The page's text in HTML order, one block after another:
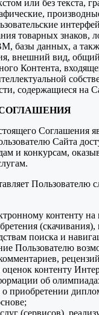
или без текста,
товарных знаков,
базы данных, а
внешний вид,
Контента,
содержащиеся на
Соглашения
Сайта
и конкурсам,
Пользователю
контенту на
(скачивания),
поиска и
Пользователю
контенту
об
приобретении
(сервисов),